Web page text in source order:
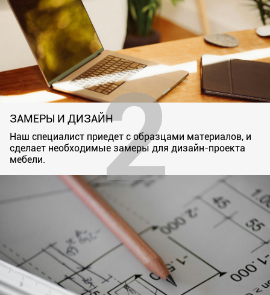
ЗАМЕРЫ И ДИЗАЙН
Наш специалист приедет с образцами материалов, и
сделает необходимые замеры для дизайн-проекта
мебели.